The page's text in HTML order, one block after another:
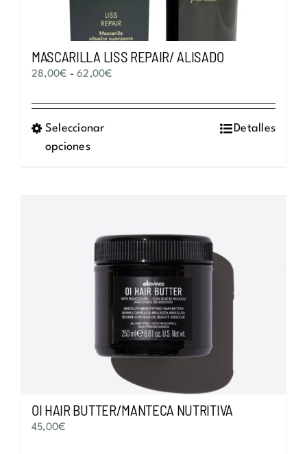
MASCARILLA LISS REPAIR/ ALISADO
28,00€ - 62,00€Rango
precios:
Seleccionar
opciones
opciones
se
pueden
elegir
en
la
página
producto
Detalles
OI HAIR BUTTER/MANTECA NUTRITIVA
45,00€